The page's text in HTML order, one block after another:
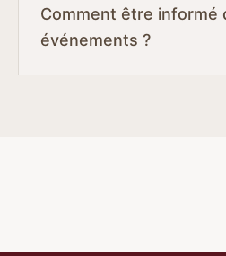
Comment être informé
événements ?